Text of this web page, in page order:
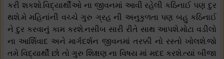
કરી શકશો.વિદ્યાર્થીઓ ના જીવનમાં આવી રહેલી કઠિનાઈ પણ દુર
થશે.મે મહિનાંની વચ્ચે ગુરુ ગ્રહ ની અનુકુળતા પણ બહુ કઠિનાઈ
ને દુર કરવાનું કામ કરશે.નસીબ સારી રીતે સાથ આપશે.મોટા વડીલો
ના આર્શિવાદ અને માર્ગદર્શન જીવનમાં તરક્કી નો રસ્તો ખોલશે.જો
તમે વિદ્યાર્થી છો તો ગુરુ શિક્ષણ ના વિષય માં મદદ કરશે.ત્યાં બીજા